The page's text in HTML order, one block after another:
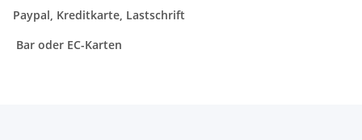
Paypal, Kreditkarte, Lastschrift
Bar oder EC-Karten